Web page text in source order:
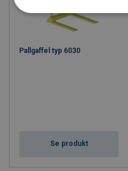
Pallgaffel typ 6030
Se produkt